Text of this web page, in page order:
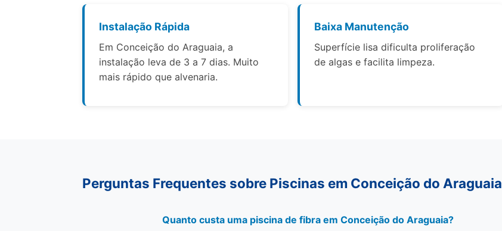
Instalação Rápida
Em Conceição do Araguaia, a
instalação leva de 3 a 7 dias. Muito
mais rápido que alvenaria.
Baixa Manutenção
Superfície lisa dificulta proliferação
de algas e facilita limpeza.
Perguntas Frequentes sobre Piscinas em Conceição do Araguaia
Quanto custa uma piscina de fibra em Conceição do Araguaia?